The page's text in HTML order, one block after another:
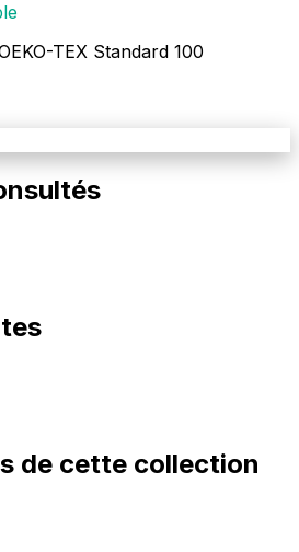
TEX Standard 100
de cette collection